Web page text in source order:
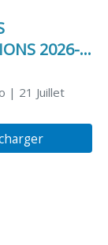
2026-
| 21 Juillet